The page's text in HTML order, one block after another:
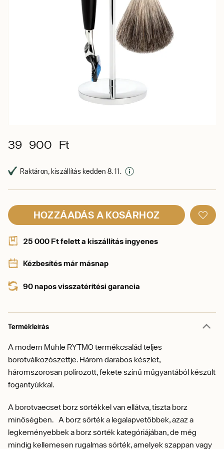
39 900 Ft
Raktáron, kiszállítás kedden 8. 11.
HOZZÁADÁS A KOSÁRHOZ
25 000 Ft felett a kiszállítás ingyenes
Kézbesítés már másnap
90 napos visszatérítési garancia
Termékleírás
A modern Mühle RYTMO termékcsalád teljes
borotválkozószettje. Három darabos készlet,
háromszorosan polírozott, fekete színű műgyantából készült
fogantyúkkal.
A borotvaecset borz sörtékkel van ellátva, tiszta borz
minőségben. A borz sörték a legalapvetőbbek, azaz a
legkeményebbek a borz sörték kategóriájában, de még
mindig kellemesen rugalmas sörték, amelyek szappan vagy